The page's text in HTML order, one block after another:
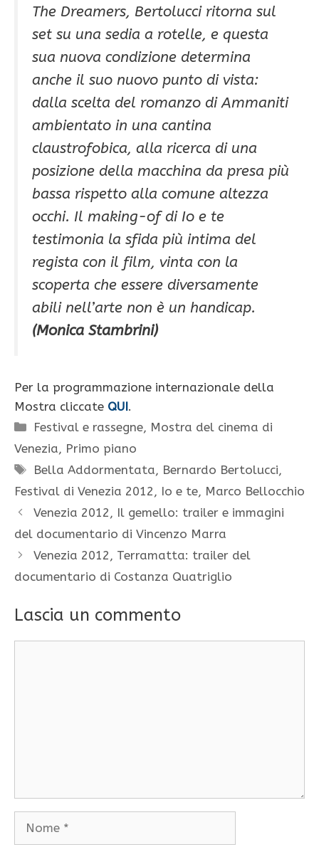
The Dreamers, Bertolucci ritorna sul
set su una sedia a rotelle, e questa
sua nuova condizione determina
anche il suo nuovo punto di vista:
dalla scelta del romanzo di Ammaniti
ambientato in una cantina
claustrofobica, alla ricerca di una
posizione della macchina da presa più
bassa rispetto alla comune altezza
occhi. Il making-of di Io e te
testimonia la sfida più intima del
regista con il film, vinta con la
scoperta che essere diversamente
abili nell’arte non è un handicap.
(Monica Stambrini)
Per la programmazione internazionale della
Mostra cliccate QUI.
Categorie
Festival e rassegne, Mostra del cinema di
Venezia, Primo piano
Tag
Bella Addormentata, Bernardo Bertolucci,
Festival di Venezia 2012 , Io e te, Marco Bellocchio
Venezia 2012, Il gemello: trailer e immagini
del documentario di Vincenzo Marra
Venezia 2012, Terramatta: trailer del
documentario di Costanza Quatriglio
Lascia un commento
Nome